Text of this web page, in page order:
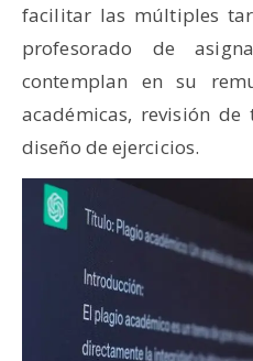
facilitar las múltiples
profesorado de
contemplan en su
académicas, revisión
diseño de ejercicios.